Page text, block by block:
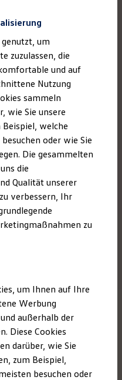
Nutzfahrzeuge
Inspektion
Volkswagen Nutzfahrzeuge
Apps
ID. Buzz
Transporter/Caravelle
Amarok
Modelle
Updates
um
zuzulassen, die
und auf
Nutzung
sammeln
wie Sie unsere
welche
oder wie Sie
Die gesammelten
die
Qualität unserer
verbessern, Ihr
zu
um Ihnen auf Ihre
Werbung
außerhalb der
Diese Cookies
darüber, wie Sie
zum Beispiel,
besuchen oder